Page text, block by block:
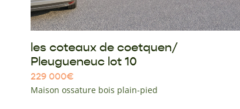
les coteaux de coetquen/
Pleugueneuc lot 10
229 000€
Maison ossature bois plain-pied